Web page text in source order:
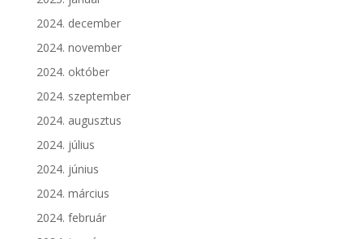
2024. december
2024. november
2024. október
2024. szeptember
2024. augusztus
2024. július
2024. június
2024. március
2024. február